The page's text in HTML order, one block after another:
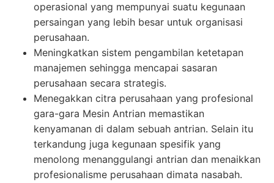
operasional yang mempunyai suatu kegunaan
persaingan yang lebih besar untuk organisasi
perusahaan.
Meningkatkan sistem pengambilan ketetapan
manajemen sehingga mencapai sasaran
perusahaan secara strategis.
Menegakkan citra perusahaan yang profesional
gara-gara Mesin Antrian memastikan
kenyamanan di dalam sebuah antrian. Selain itu
terkandung juga kegunaan spesifik yang
menolong menanggulangi antrian dan menaikkan
profesionalisme perusahaan dimata nasabah.